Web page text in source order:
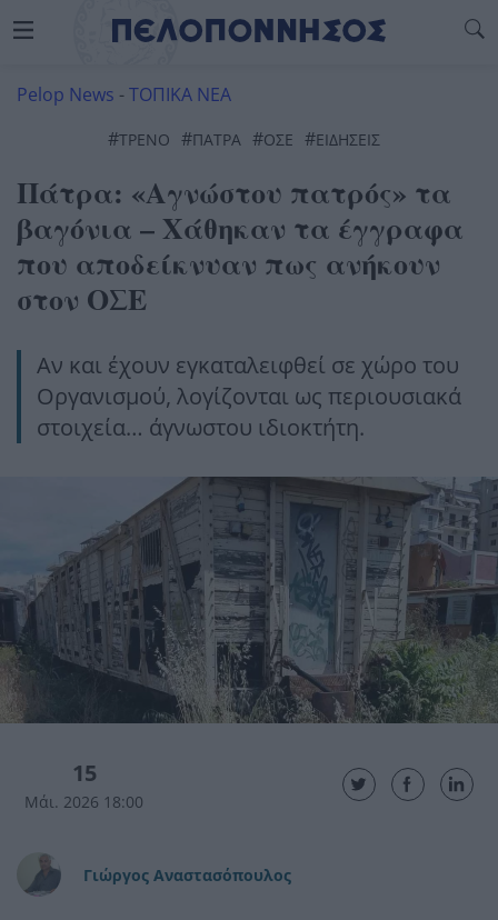
Pelop News -ΤΟΠΙΚΑ ΝΕΑ
#ΤΡΈΝΟ #ΠΆΤΡΑ #ΟΣΕ #ΕΙΔΗΣΕΙΣ
Πάτρα: «Αγνώστου πατρός» τα
βαγόνια – Χάθηκαν τα έγγραφα
που αποδείκνυαν πως ανήκουν
στον ΟΣΕ
Αν και έχουν εγκαταλειφθεί σε χώρο του
Οργανισμού, λογίζονται ως περιουσιακά
στοιχεία… άγνωστου ιδιοκτήτη.
15
Μάι. 2026 18:00
Γιώργος Αναστασόπουλος